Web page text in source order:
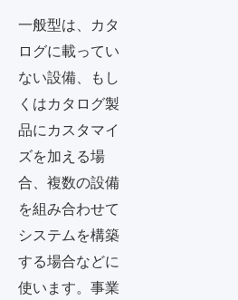
一般型は、カタ
ログに載ってい
ない設備、もし
くはカタログ製
品にカスタマイ
ズを加える場
合、複数の設備
を組み合わせて
システムを構築
する場合などに
使います。事業